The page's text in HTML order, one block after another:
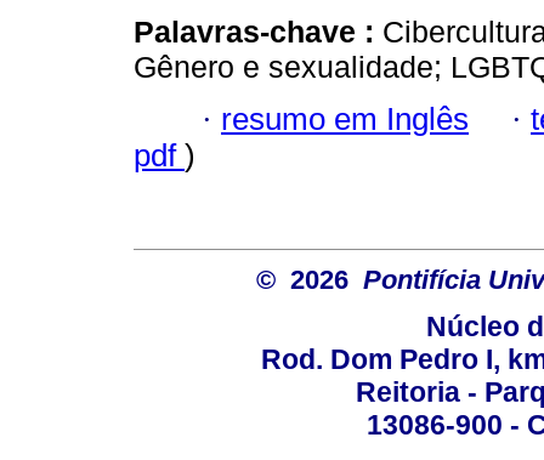
Palavras-chave :
Gênero e sexualidade;
· resumo em Inglês ·
pdf )
© 2026 Pontifícia
Núcleo
Rod. Dom Pedro I,
Reitoria -
13086-900 -